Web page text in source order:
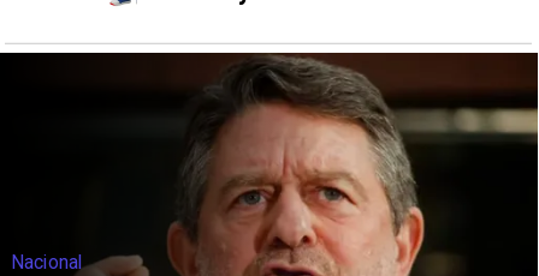
Nacional